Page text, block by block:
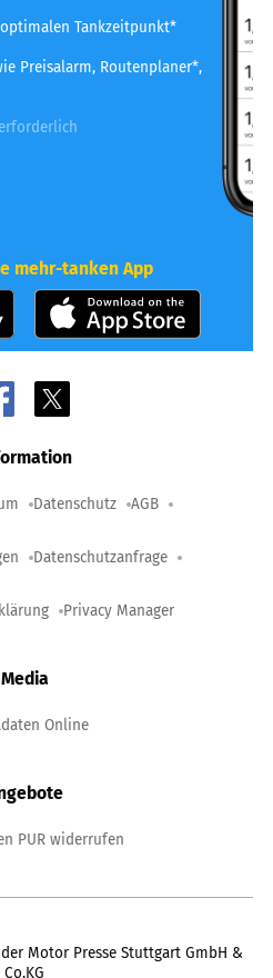
Tankzeitpunkt*
Preisalarm, Routenplaner*,
mehr-tanken App
Datenschutz AGB
Datenschutzanfrage
Privacy Manager
Media
Online
PUR widerrufen
Motor Presse Stuttgart GmbH &
Co.KG